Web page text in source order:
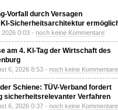
Vorfall durch Versagen
Sicherheitsarchitektur
2026 0:03 - noch keine Kommentare
am 4. KI-Tag der Wirtschaft des
6, 2026 8:53 - noch keine Kommentare
Schiene: TÜV-Verband fordert
sicherheitsrelevanter Verfahren
6, 2026 0:37 - noch keine Kommentare